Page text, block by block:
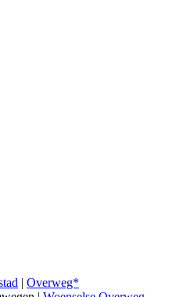
| Overweg*